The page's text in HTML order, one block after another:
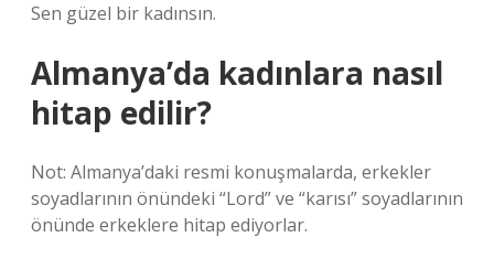
Sen güzel bir kadınsın.
Almanya’da kadınlara nasıl
hitap edilir?
Not: Almanya’daki resmi konuşmalarda, erkekler
soyadlarının önündeki “Lord” ve “karısı” soyadlarının
önünde erkeklere hitap ediyorlar.